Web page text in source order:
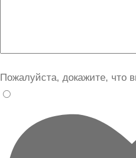
Пожалуйста, докажите, что